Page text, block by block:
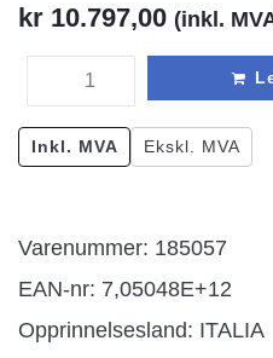
Varenummer: 185057
EAN-nr: 7,05048E+12
Opprinnelsesland: ITALIA
kr 10.797,00 (inkl.
Inkl. MVA Ekskl. MVA